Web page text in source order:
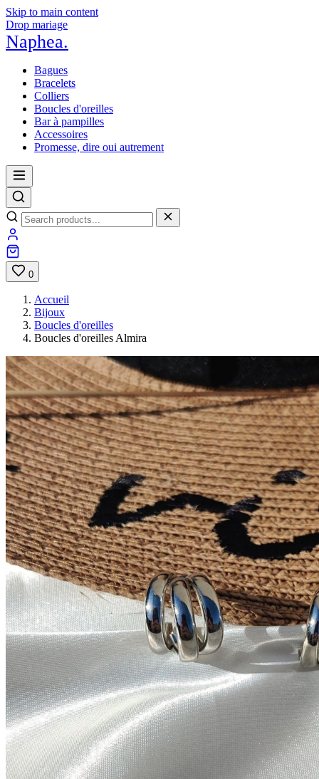
Skip to main content
Drop mariage
Naphea.
Bagues
Bracelets
Colliers
Boucles d'oreilles
Bar à pampilles
Accessoires
Promesse, dire oui autrement
0
Accueil
Bijoux
Boucles d'oreilles
Boucles d'oreilles Almira